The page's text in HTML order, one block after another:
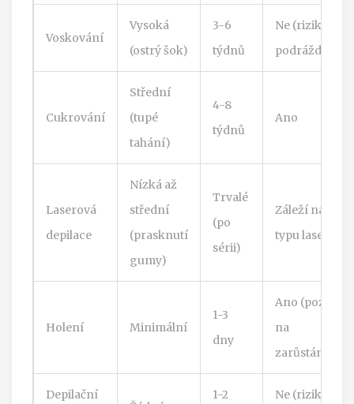
Voskování
Vysoká
(ostrý šok)
3-6
týdnů
Ne (riziko
podráždění)
Cukrování
Střední
(tupé
tahání)
4-8
týdnů
Ano
Laserová
depilace
Nízká až
střední
(prasknutí
gumy)
Trvalé
(po
sérii)
Záleží na
typu laseru
Holení Minimální
1-3
dny
Ano (pozor
na
zarůstání)
Depilační
1-2 Ne (riziko